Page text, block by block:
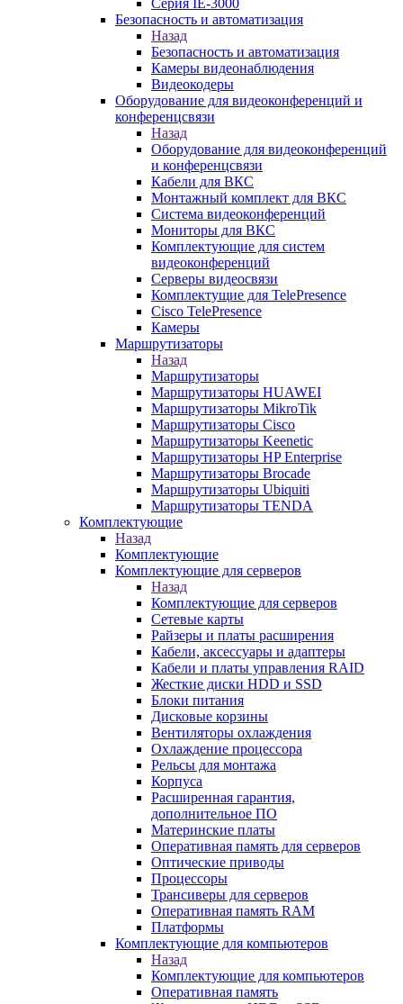
Серия IE-3000
Безопасность и автоматизация
Назад
Безопасность и автоматизация
Камеры видеонаблюдения
Видеокодеры
Оборудование для видеоконференций и
конференцсвязи
Назад
Оборудование для видеоконференций
и конференцсвязи
Кабели для ВКС
Монтажный комплект для ВКС
Система видеоконференций
Мониторы для ВКС
Комплектующие для систем
видеоконференций
Серверы видеосвязи
Комплектущие для TelePresence
Cisco TelePresence
Камеры
Маршрутизаторы
Назад
Маршрутизаторы
Маршрутизаторы HUAWEI
Маршрутизаторы MikroTik
Маршрутизаторы Cisco
Маршрутизаторы Keenetic
Маршрутизаторы HP Enterprise
Маршрутизаторы Brocade
Маршрутизаторы Ubiquiti
Маршрутизаторы TENDA
Комплектующие
Назад
Комплектующие
Комплектующие для серверов
Назад
Комплектующие для серверов
Сетевые карты
Райзеры и платы расширения
Кабели, аксессуары и адаптеры
Кабели и платы управления RAID
Жесткие диски HDD и SSD
Блоки питания
Дисковые корзины
Вентиляторы охлаждения
Охлаждение процессора
Рельсы для монтажа
Корпуса
Расширенная гарантия,
дополнительное ПО
Материнские платы
Оперативная память для серверов
Оптические приводы
Процессоры
Трансиверы для серверов
Оперативная память RAM
Платформы
Комплектующие для компьютеров
Назад
Комплектующие для компьютеров
Оперативная память